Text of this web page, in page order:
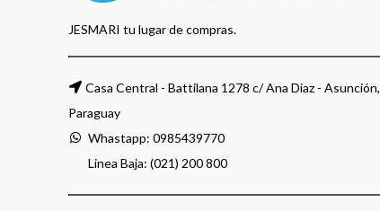
JESMARI tu lugar de compras.
Casa Central - Battilana 1278 c/ Ana Diaz - Asunción,
Paraguay
Whastapp: 0985439770
Linea Baja: (021) 200 800